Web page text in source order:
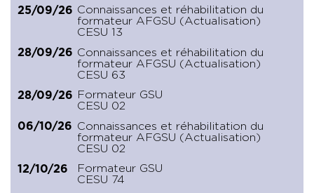
25/09/26 Connaissances et réhabilitation du
formateur AFGSU (Actualisation)
CESU 13
28/09/26 Connaissances et réhabilitation du
formateur AFGSU (Actualisation)
CESU 63
28/09/26
Formateur GSU
CESU 02
06/10/26 Connaissances et réhabilitation du
formateur AFGSU (Actualisation)
CESU 02
12/10/26
Formateur GSU
CESU 74